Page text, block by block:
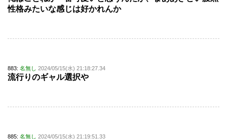
性格みたいな感じは好かれんか
883: 名無し 2024/05/15(水) 21:18:27.34
流行りのギャル選択や
885: 名無し 2024/05/15(水) 21:19:51.33